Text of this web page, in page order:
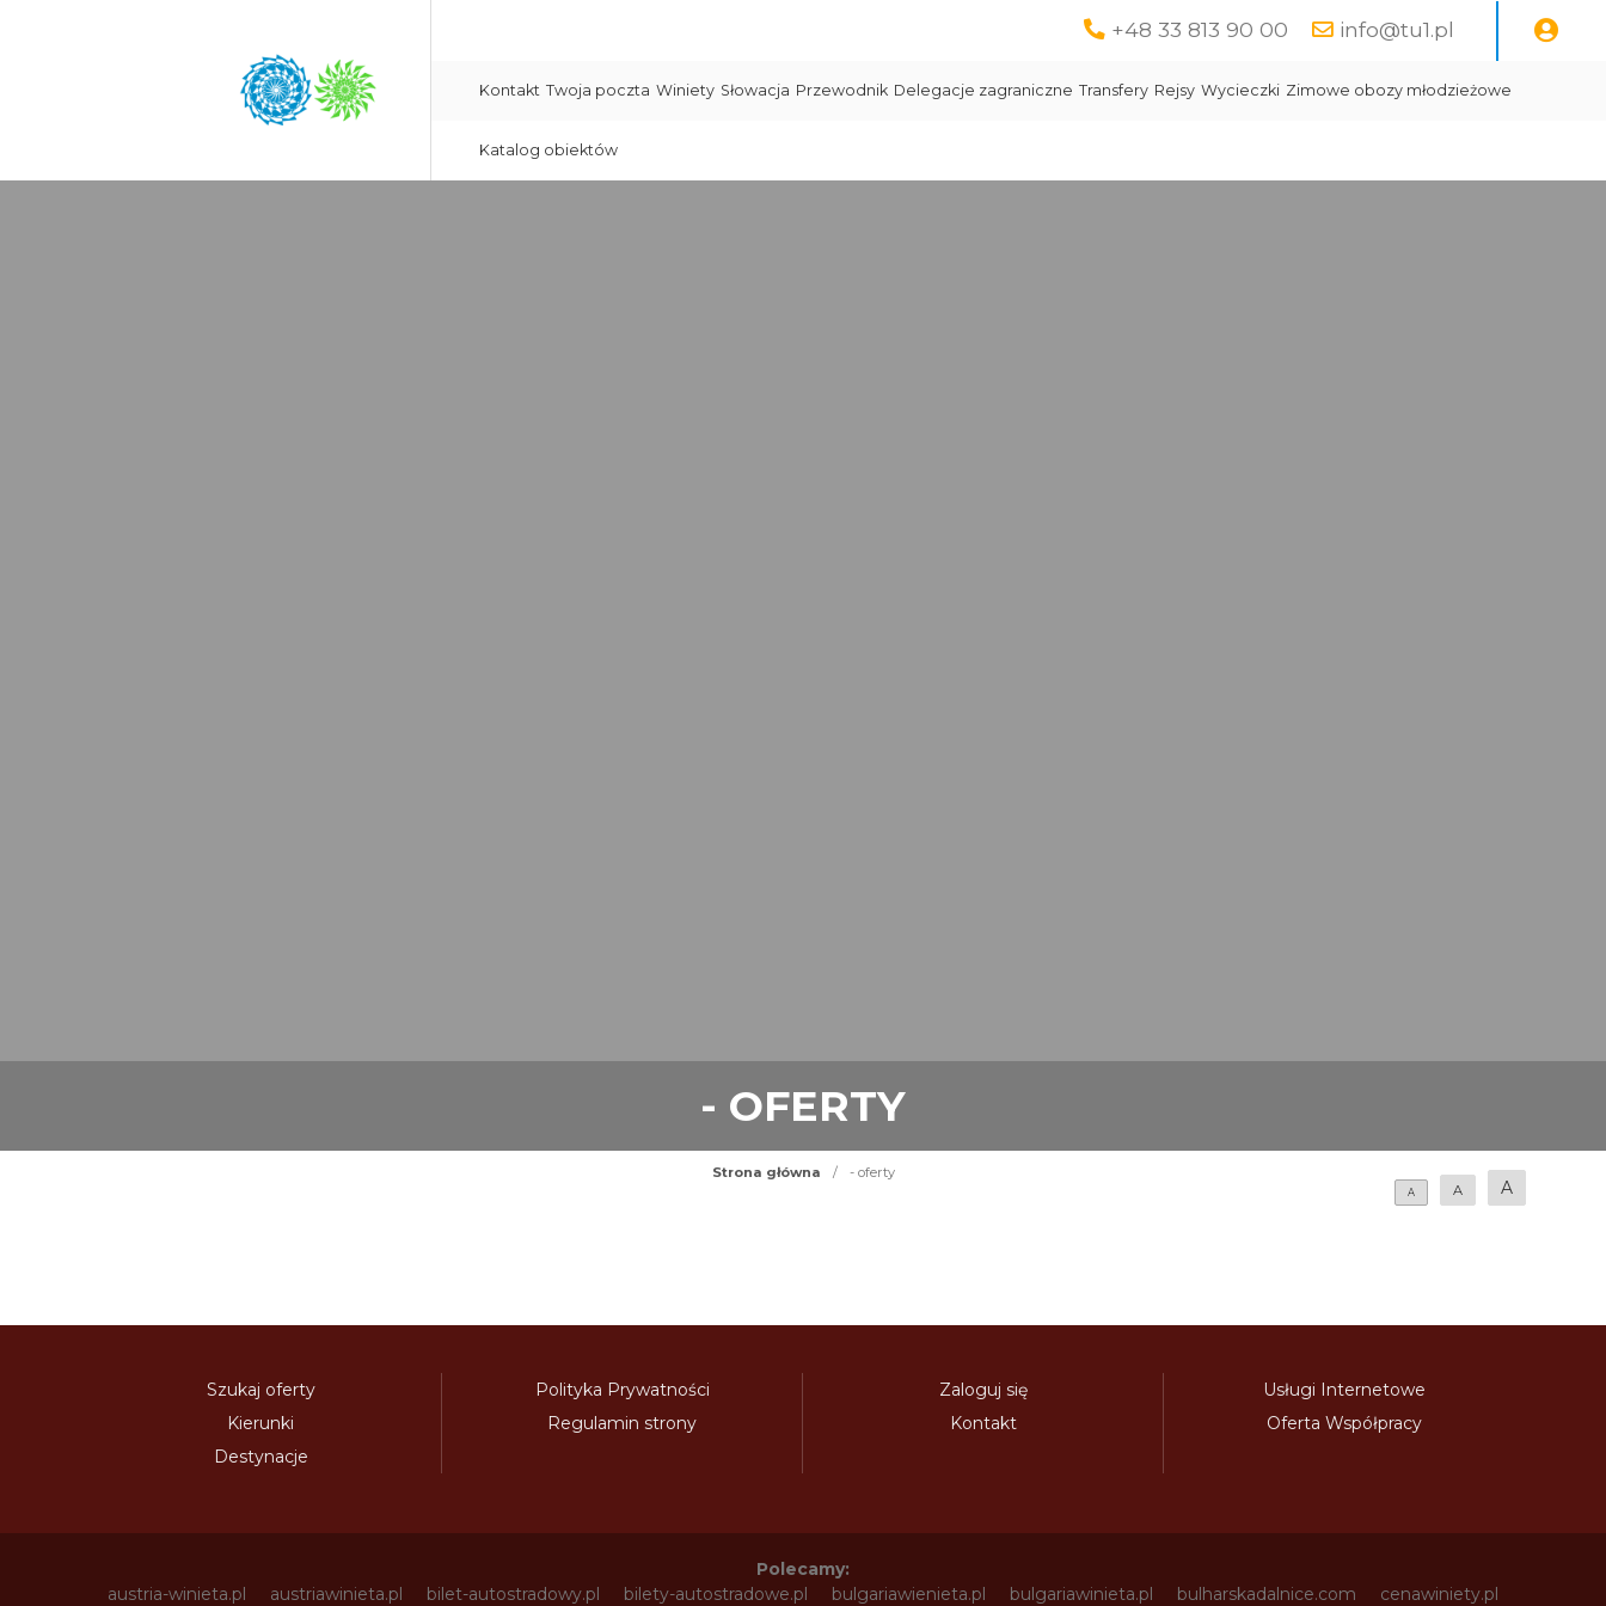
+48 33 813 90 00 info@tu1.pl
Kontakt Twoja poczta Winiety Słowacja Przewodnik Delegacje zagraniczne Transfery Rejsy Wycieczki Zimowe obozy młodzieżowe
Katalog obiektów
- OFERTY
Strona główna / - oferty
A A A
Szukaj oferty
Kierunki
Destynacje
Polityka Prywatności
Regulamin strony
Zaloguj się
Kontakt
Usługi Internetowe
Oferta Współpracy
Polecamy:
austria-winieta.pl
austriawinieta.pl bilet-autostradowy.pl bilety-autostradowe.pl bulgariawienieta.pl bulgariawinieta.pl bulharskadalnice.com cenawiniety.pl